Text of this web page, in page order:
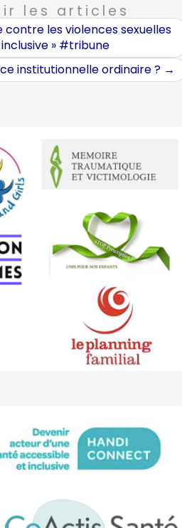
les articles
contre les violences sexuelles
» #tribune
institutionnelle ordinaire ? →